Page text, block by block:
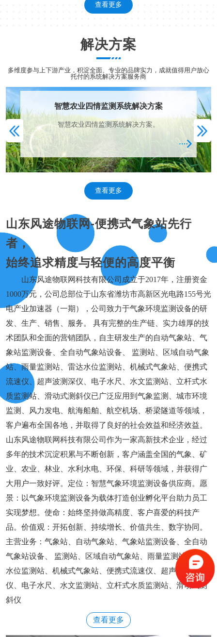
气设备，由许多电子组件组成。
查看更多
解决方案
多维度参与上下游产业，积淀全面、专业的品牌实力，成就值得用户放心
托付的系统解决方案服务商
智慧农业四情监测系统解决方案
智慧农业四情监测系统解决方案。
查看更多
山东风途物联网-便携式气象站先行
者，
始终追求精度与轻便的高度平衡
山东风途物联网科技有限公司成立于2017年，注册资金
1000万元，公司总部位于山东省潍坊市高新区光电路155号光
电产业加速器（一期），公司致力于气象环境监测设备的研
发、生产、销售、服务。 具有完整的生产链、实力雄厚的技
术团队和全面的营销团队，自主研发生产的自动气象站、气
象站监测设备、全自动气象站设备、 监测站、区域自动气象
站、雨量监测站、雷达水位监测站、机械式气象站、便携式
流速仪、超声波测深仪、电子水尺、水文监测站、立杆式水
质监测站、滑动式测斜仪已广泛应用到气象监测、城市环境
监测、风力发电、航海船舶、航空机场、桥梁隧道等领域，
客户遍布全国各地，并取得了良好的社会效益和经济效益。
山东风途物联网科技有限公司作为一家高新技术企业，经过
多年的技术沉淀积累与不断创新，客户涵盖全国的气象、矿
业、农业、林业、水利水电、环保、科研等领域，并获得广
大用户一致好评。定位：智慧气象环境监测设备供应商。愿
景：以气象环境监测设备为载体打造创业孵化平台助力员工
实现梦想。使命：始终坚持做高精度、客户喜爱的科技产
品。价值观：开拓创新、持续增长、价值共生、数字协同。
主营业务：气象站、自动气象站、气象站监测设备、全自动
气象站设备、 监测站、区域自动气象站、雨量监测站、雷达
水位监测站、机械式气象站、便携式流速仪、超声波测深
仪、电子水尺、水文监测站、立杆式水质监测站、滑动式测
斜仪
查看更多